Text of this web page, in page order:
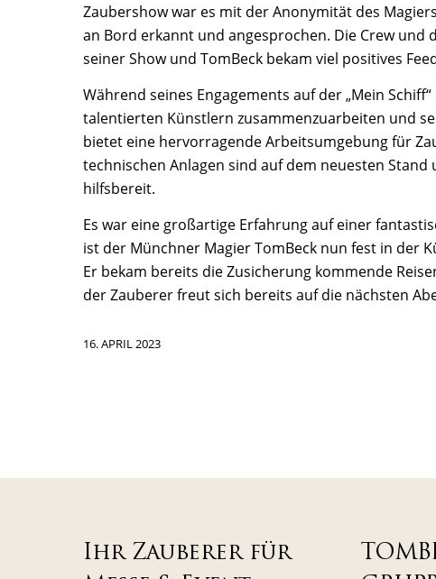
Zaubershow war es mit der Anonymität des
an Bord erkannt und angesprochen. Die Crew
seiner Show und TomBeck bekam viel positives
Während seines Engagements auf der „Mein
talentierten Künstlern zusammenzuarbeiten und
bietet eine hervorragende Arbeitsumgebung für
technischen Anlagen sind auf dem neuesten
hilfsbereit.
Es war eine großartige Erfahrung auf einer
ist der Münchner Magier TomBeck nun fest in der
Er bekam bereits die Zusicherung kommende
der Zauberer freut sich bereits auf die nächsten
16. APRIL 2023
Ihr Zauberer für